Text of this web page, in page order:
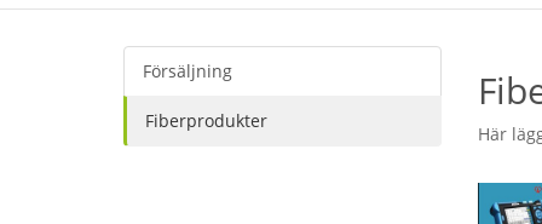
Försäljning
Fiberprodukter
Här